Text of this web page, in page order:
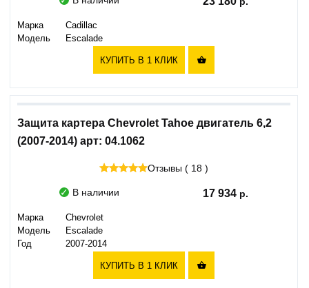
Марка
Cadillac
Модель
Escalade
КУПИТЬ В 1 КЛИК 
Защита картера Chevrolet Tahoe двигатель 6,2
(2007-2014) арт: 04.1062
Отзывы ( 18 )
В наличии 17 934
Марка
Chevrolet
Модель
Escalade
Год
2007-2014
КУПИТЬ В 1 КЛИК 